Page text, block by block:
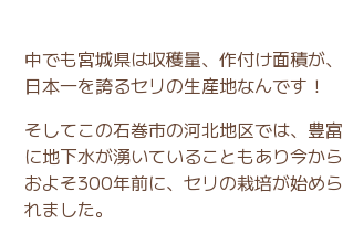
中でも宮城県は収穫量、作付け面積が、
日本一を誇るセリの生産地なんです！
そしてこの石巻市の河北地区では、豊富
に地下水が湧いていることもあり今から
およそ300年前に、セリの栽培が始めら
れました。